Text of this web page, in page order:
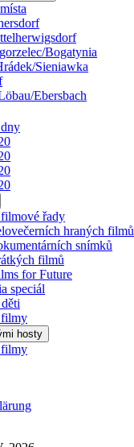
Bogatynia
Sieniawka
Ebersbach
řady
hraných filmů
snímků
filmů
for Future
speciál
filmy
hosty